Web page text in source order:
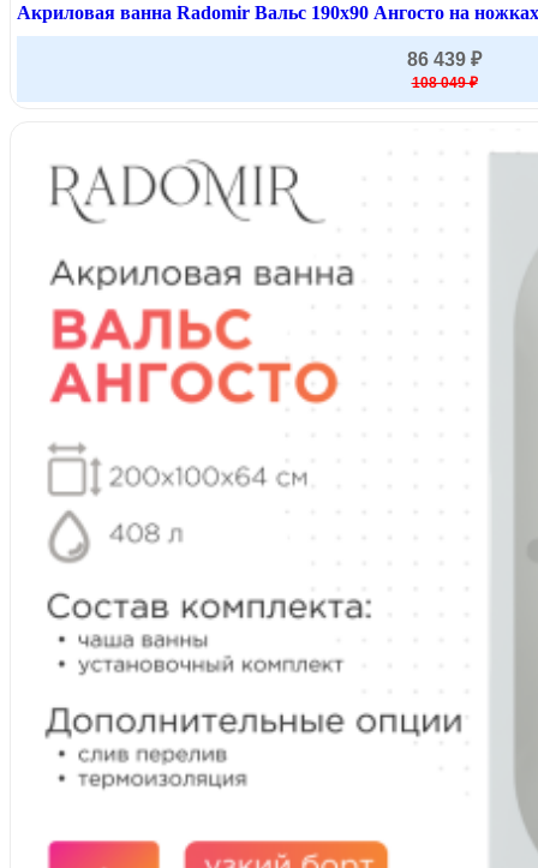
Акриловая ванна Radomir Вальс 190x90 Ангосто на
86 439 ₽
108 049 ₽